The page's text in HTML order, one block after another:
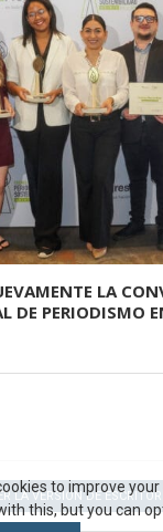
LA
DE PERIODISMO
LA VERSIÓN DE
to improve your
this, but you can